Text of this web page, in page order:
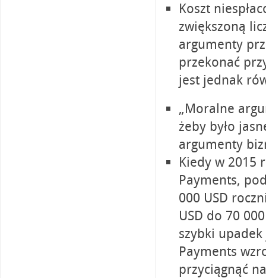
Koszt
zwiększoną
argumenty
przekonać
jest jednak
„Moralne
żeby było
argumenty
Kiedy w 2015
Payments,
000 USD
USD do 70
szybki
Payments
przyciągnąć